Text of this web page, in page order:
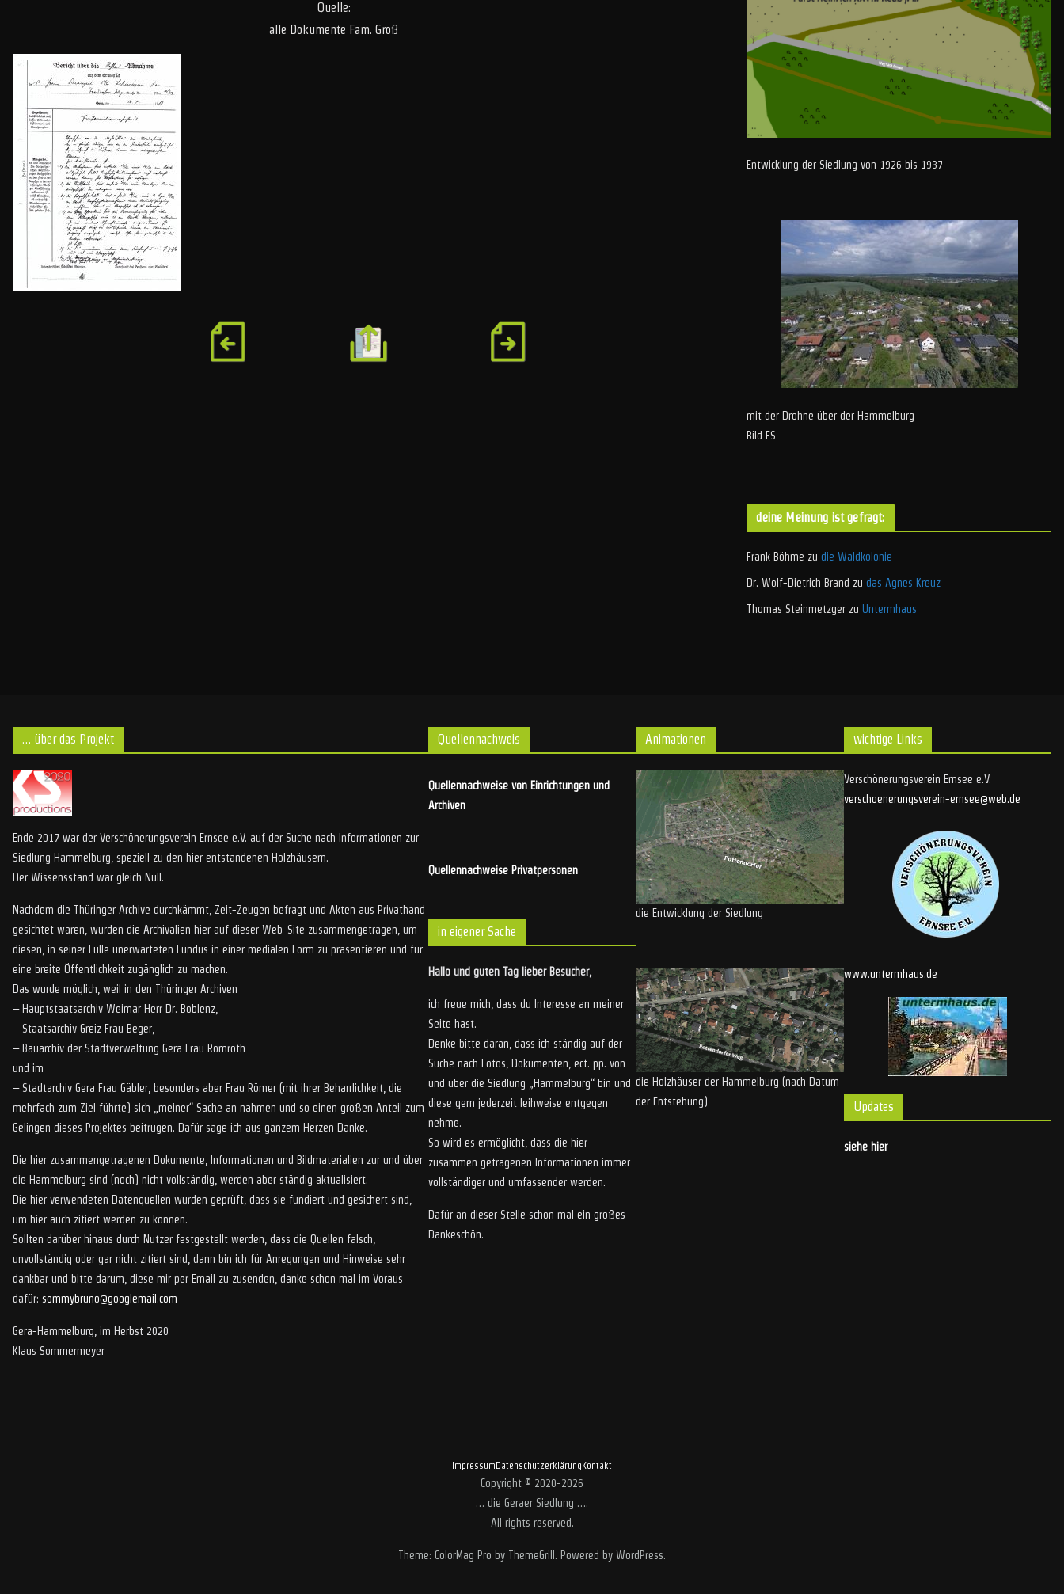
Quelle:
alle Dokumente Fam. Groß
Entwicklung der Siedlung von 1926 bis 1937
mit der Drohne über der Hammelburg
Bild FS
deine Meinung ist gefragt:
Frank Böhme zudie Waldkolonie
Dr. Wolf-Dietrich Brand zudas Agnes Kreuz
Thomas Steinmetzger zuUntermhaus
… über das Projekt
Ende 2017 war der Verschönerungsverein Ernsee e.V. auf der Suche nach Informationen zur
Siedlung Hammelburg, speziell zu den hier entstandenen Holzhäusern.
Der Wissensstand war gleich Null.
Nachdem die Thüringer Archive durchkämmt, Zeit-Zeugen befragt und Akten aus Privathand
gesichtet waren, wurden die Archivalien hier auf dieser Web-Site zusammengetragen, um
diesen, in seiner Fülle unerwarteten Fundus in einer medialen Form zu präsentieren und für
eine breite Öffentlichkeit zugänglich zu machen.
Das wurde möglich, weil in den Thüringer Archiven
– Hauptstaatsarchiv Weimar Herr Dr. Boblenz,
– Staatsarchiv Greiz Frau Beger,
– Bauarchiv der Stadtverwaltung Gera Frau Romroth
und im
– Stadtarchiv Gera Frau Gäbler, besonders aber Frau Römer (mit ihrer Beharrlichkeit, die
mehrfach zum Ziel führte) sich „meiner“ Sache an nahmen und so einen großen Anteil zum
Gelingen dieses Projektes beitrugen. Dafür sage ich aus ganzem Herzen Danke.
Die hier zusammengetragenen Dokumente, Informationen und Bildmaterialien zur und über
die Hammelburg sind (noch) nicht vollständig, werden aber ständig aktualisiert.
Die hier verwendeten Datenquellen wurden geprüft, dass sie fundiert und gesichert sind,
um hier auch zitiert werden zu können.
Sollten darüber hinaus durch Nutzer festgestellt werden, dass die Quellen falsch,
unvollständig oder gar nicht zitiert sind, dann bin ich für Anregungen und Hinweise sehr
dankbar und bitte darum, diese mir per Email zu zusenden, danke schon mal im Voraus
dafür: sommybruno@googlemail.com
Gera-Hammelburg, im Herbst 2020
Klaus Sommermeyer
Quellennachweis
Quellennachweise von Einrichtungen und
Archiven
Quellennachweise Privatpersonen
in eigener Sache
Hallo und guten Tag lieber Besucher,
ich freue mich, dass du Interesse an meiner
Seite hast.
Denke bitte daran, dass ich ständig auf der
Suche nach Fotos, Dokumenten, ect. pp. von
und über die Siedlung „Hammelburg“ bin und
diese gern jederzeit leihweise entgegen
nehme.
So wird es ermöglicht, dass die hier
zusammen getragenen Informationen immer
vollständiger und umfassender werden.
Dafür an dieser Stelle schon mal ein großes
Dankeschön.
Animationen
die Entwicklung der Siedlung
die Holzhäuser der Hammelburg (nach Datum
der Entstehung)
wichtige Links
Verschönerungsverein Ernsee e.V.
verschoenerungsverein-ernsee@web.de
www.untermhaus.de
Updates
siehe hier
Impressum Datenschutzerklärung Kontakt
Copyright © 2020-2026
… die Geraer Siedlung ….
All rights reserved.
Theme: ColorMag Pro by ThemeGrill. Powered by WordPress.